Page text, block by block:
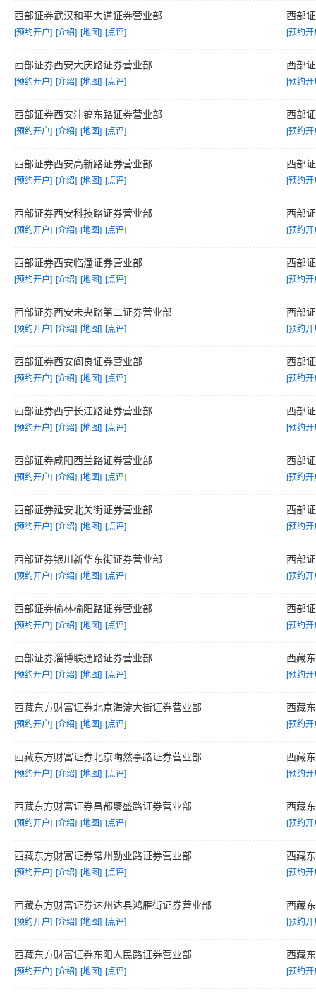
西部证券武汉和平大道证券营业部
[预约开户] [介绍] [地图] [点评]
西部
[预约开
西部证券西安大庆路证券营业部
[预约开户] [介绍] [地图] [点评]
西部
[预约开
西部证券西安沣镐东路证券营业部
[预约开户] [介绍] [地图] [点评]
西部
[预约开
西部证券西安高新路证券营业部
[预约开户] [介绍] [地图] [点评]
西部
[预约开
西部证券西安科技路证券营业部
[预约开户] [介绍] [地图] [点评]
西部
[预约开
西部证券西安临潼证券营业部
[预约开户] [介绍] [地图] [点评]
西部
[预约开
西部证券西安未央路第二证券营业部
[预约开户] [介绍] [地图] [点评]
西部
[预约开
西部证券西安阎良证券营业部
[预约开户] [介绍] [地图] [点评]
西部
[预约开
西部证券西宁长江路证券营业部
[预约开户] [介绍] [地图] [点评]
西部
[预约开
西部证券咸阳西兰路证券营业部
[预约开户] [介绍] [地图] [点评]
西部
[预约开
西部证券延安北关街证券营业部
[预约开户] [介绍] [地图] [点评]
西部
[预约开
西部证券银川新华东街证券营业部
[预约开户] [介绍] [地图] [点评]
西部
[预约开
西部证券榆林榆阳路证券营业部
[预约开户] [介绍] [地图] [点评]
西部
[预约开
西部证券淄博联通路证券营业部
[预约开户] [介绍] [地图] [点评]
西藏
[预约开
西藏东方财富证券北京海淀大街证券营业部
[预约开户] [介绍] [地图] [点评]
西藏
[预约开
西藏东方财富证券北京陶然亭路证券营业部
[预约开户] [介绍] [地图] [点评]
西藏
[预约开
西藏东方财富证券昌都聚盛路证券营业部
[预约开户] [介绍] [地图] [点评]
西藏
[预约开
西藏东方财富证券常州勤业路证券营业部
[预约开户] [介绍] [地图] [点评]
西藏
[预约开
西藏东方财富证券达州达县鸿雁街证券营业部
[预约开户] [介绍] [地图] [点评]
西藏
[预约开
西藏东方财富证券东阳人民路证券营业部
[预约开户] [介绍] [地图] [点评]
西藏
[预约开